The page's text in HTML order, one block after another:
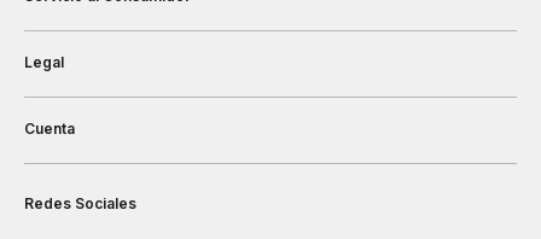
Legal
Cuenta
Redes Sociales